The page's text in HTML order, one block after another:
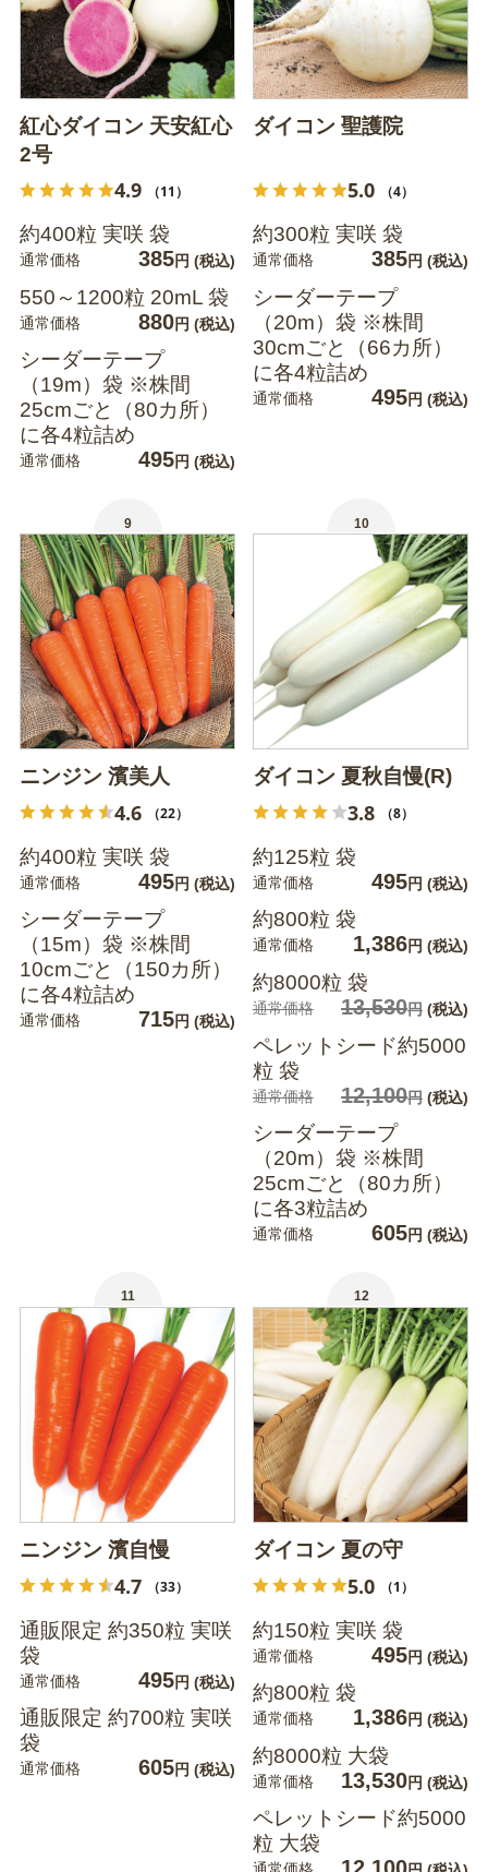
紅心ダイコン 天安紅心
2号
4.9 （11）
約400粒 実咲 袋
通常価格 385円 (税込)
550～1200粒 20mL 袋
通常価格 880円 (税込)
シーダーテープ
（19m）袋 ※株間
25cmごと（80カ所）
に各4粒詰め
通常価格 495円 (税込)
ダイコン 聖護院
5.0 （4）
約300粒 実咲 袋
通常価格 385円 (税込)
シーダーテープ
（20m）袋 ※株間
30cmごと（66カ所）
に各4粒詰め
通常価格 495円 (税込)
9
ニンジン 濱美人
4.6 （22）
約400粒 実咲 袋
通常価格 495円 (税込)
シーダーテープ
（15m）袋 ※株間
10cmごと（150カ所）
に各4粒詰め
通常価格 715円 (税込)
10
ダイコン 夏秋自慢(R)
3.8 （8）
約125粒 袋
通常価格 495円 (税込)
約800粒 袋
通常価格 1,386円 (税込)
約8000粒 袋
通常価格 13,530円 (税込)
ペレットシード約5000
粒 袋
通常価格 12,100円 (税込)
シーダーテープ
（20m）袋 ※株間
25cmごと（80カ所）
に各3粒詰め
通常価格 605円 (税込)
11
ニンジン 濱自慢
4.7 （33）
通販限定 約350粒 実咲
袋
通常価格 495円 (税込)
通販限定 約700粒 実咲
袋
通常価格 605円 (税込)
12
ダイコン 夏の守
5.0 （1）
約150粒 実咲 袋
通常価格 495円 (税込)
約800粒 袋
通常価格 1,386円 (税込)
約8000粒 大袋
通常価格 13,530円 (税込)
ペレットシード約5000
粒 大袋